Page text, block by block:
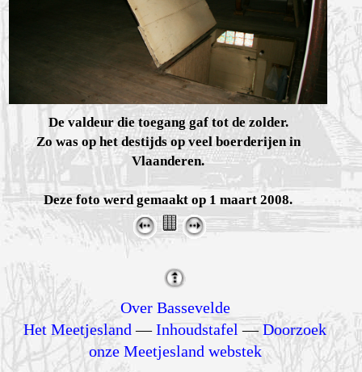
De valdeur die toegang gaf tot de zolder.
Zo was op het destijds op veel boerderijen in
Vlaanderen.
Deze foto werd gemaakt op 1 maart 2008.
Over Bassevelde
Het Meetjesland —Inhoudstafel —Doorzoek
onze Meetjesland webstek